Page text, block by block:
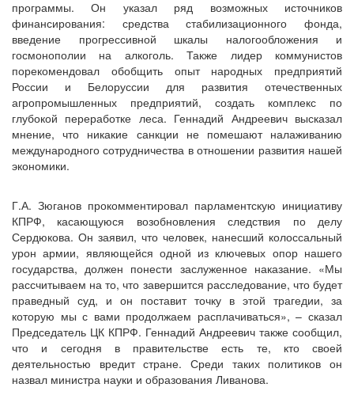
программы. Он указал ряд возможных источников
финансирования: средства стабилизационного фонда,
введение прогрессивной шкалы налогообложения и
госмонополии на алкоголь. Также лидер коммунистов
порекомендовал обобщить опыт народных предприятий
России и Белоруссии для развития отечественных
агропромышленных предприятий, создать комплекс по
глубокой переработке леса. Геннадий Андреевич высказал
мнение, что никакие санкции не помешают налаживанию
международного сотрудничества в отношении развития нашей
экономики.
Г.А. Зюганов прокомментировал парламентскую инициативу
КПРФ, касающуюся возобновления следствия по делу
Сердюкова. Он заявил, что человек, нанесший колоссальный
урон армии, являющейся одной из ключевых опор нашего
государства, должен понести заслуженное наказание. «Мы
рассчитываем на то, что завершится расследование, что будет
праведный суд, и он поставит точку в этой трагедии, за
которую мы с вами продолжаем расплачиваться», – сказал
Председатель ЦК КПРФ. Геннадий Андреевич также сообщил,
что и сегодня в правительстве есть те, кто своей
деятельностью вредит стране. Среди таких политиков он
назвал министра науки и образования Ливанова.